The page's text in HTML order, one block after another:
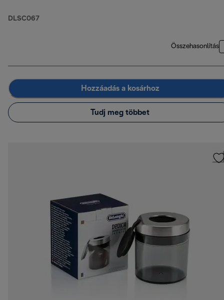
DLSC067
Összehasonlítás
Hozzáadás a kosárhoz
Tudj meg többet